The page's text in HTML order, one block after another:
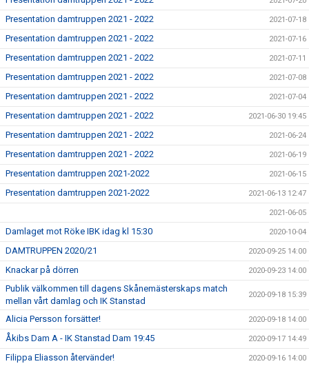
Presentation damtruppen 2021 - 2022 2021-07-18
Presentation damtruppen 2021 - 2022 2021-07-16
Presentation damtruppen 2021 - 2022 2021-07-11
Presentation damtruppen 2021 - 2022 2021-07-08
Presentation damtruppen 2021 - 2022 2021-07-04
Presentation damtruppen 2021 - 2022 2021-06-30 19:45
Presentation damtruppen 2021 - 2022 2021-06-24
Presentation damtruppen 2021 - 2022 2021-06-19
Presentation damtruppen 2021-2022 2021-06-15
Presentation damtruppen 2021-2022 2021-06-13 12:47
2021-06-05
Damlaget mot Röke IBK idag kl 15:30 2020-10-04
DAMTRUPPEN 2020/21 2020-09-25 14:00
Knackar på dörren 2020-09-23 14:00
Publik välkommen till dagens Skånemästerskaps match
mellan vårt damlag och IK Stanstad
2020-09-18 15:39
Alicia Persson forsätter! 2020-09-18 14:00
Åkibs Dam A - IK Stanstad Dam 19:45 2020-09-17 14:49
Filippa Eliasson återvänder! 2020-09-16 14:00